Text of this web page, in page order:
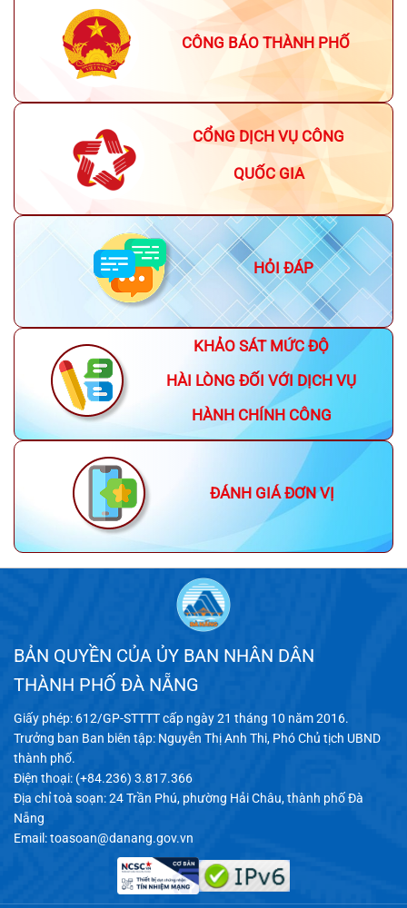
CÔNG BÁO THÀNH PHỐ
CỔNG DỊCH VỤ CÔNG
QUỐC GIA
HỎI ĐÁP
KHẢO SÁT MỨC ĐỘ
HÀI LÒNG ĐỐI VỚI DỊCH VỤ
HÀNH CHÍNH CÔNG
ĐÁNH GIÁ ĐƠN VỊ
BẢN QUYỀN CỦA ỦY BAN NHÂN DÂN
THÀNH PHỐ ĐÀ NẴNG
Giấy phép: 612/GP-STTTT cấp ngày 21 tháng 10 năm 2016.
Trưởng ban Ban biên tập: Nguyễn Thị Anh Thi, Phó Chủ tịch UBND
thành phố.
Điện thoại: (+84.236) 3.817.366
Địa chỉ toà soạn: 24 Trần Phú, phường Hải Châu, thành phố Đà
Nẵng
Email:toasoan@danang.gov.vn